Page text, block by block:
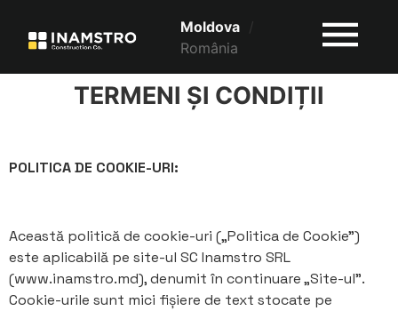
Moldova
/
România
TERMENI ȘI CONDIȚII
POLITICA DE COOKIE-URI:
Această politică de cookie-uri („Politica de Cookie”)
este aplicabilă pe site-ul SC Inamstro SRL
(www.inamstro.md), denumit în continuare „Site-ul”.
Cookie-urile sunt mici fișiere de text stocate pe